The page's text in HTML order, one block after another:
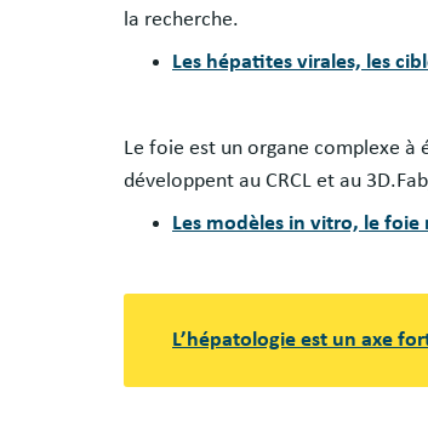
la recherche.​
Les hépatites virales, les
Le foie est un organe complexe à
développent au CRCL et au
Les modèles in vitro, le foie
L’hépatologie est un axe